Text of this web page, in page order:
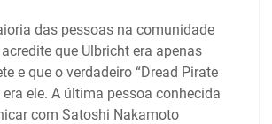
das pessoas na comunidade
que Ulbricht era apenas
e que o verdadeiro “Dread Pirate
era ele. A última pessoa conhecida
com Satoshi Nakamoto